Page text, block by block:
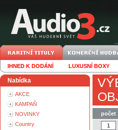
IHNED K DODÁNÍ LUXUSNÍ BOXY
Nabídka
AKCE
KAMPAŇ
NOVINKY
Country
počet